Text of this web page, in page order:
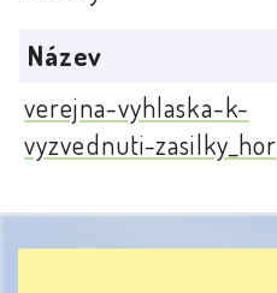
Název
verejna-vyhlaska-k-
vyzvednuti-zasilky_hor